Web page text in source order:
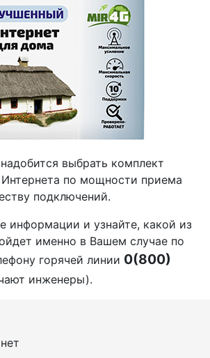
выбрать комплект
по мощности приема
подключений.
информации и узнайте, какой из
именно в Вашем случае по
горячей линии 0(800)
инженеры).